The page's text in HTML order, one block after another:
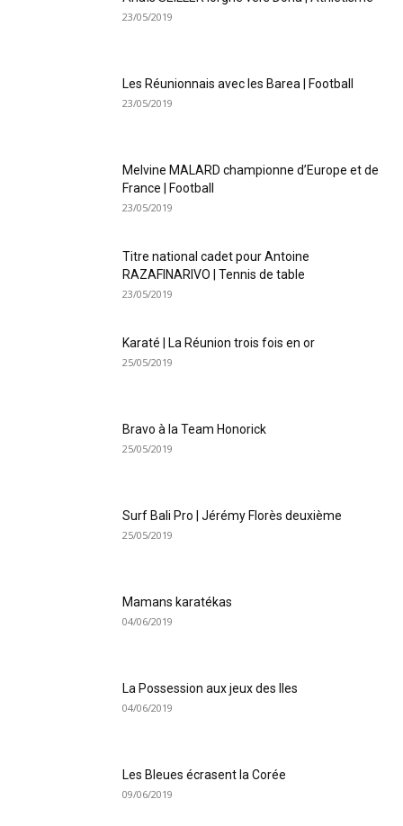
23/05/2019
Les Réunionnais avec les Barea | Football
23/05/2019
Melvine MALARD championne d’Europe et de
France | Football
23/05/2019
Titre national cadet pour Antoine
RAZAFINARIVO | Tennis de table
23/05/2019
Karaté | La Réunion trois fois en or
25/05/2019
Bravo à la Team Honorick
25/05/2019
Surf Bali Pro | Jérémy Florès deuxième
25/05/2019
Mamans karatékas
04/06/2019
La Possession aux jeux des Iles
04/06/2019
Les Bleues écrasent la Corée
09/06/2019